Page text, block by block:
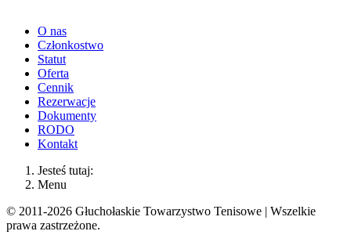
O nas
Członkostwo
Statut
Oferta
Cennik
Rezerwacje
Dokumenty
RODO
Kontakt
Jesteś tutaj:
Menu
© 2011-2026 Głuchołaskie Towarzystwo Tenisowe | Wszelkie
prawa zastrzeżone.